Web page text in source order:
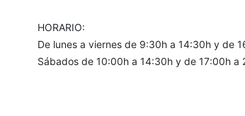
HORARIO:
De lunes a viernes de 9:30h a 14:30h y de
Sábados de 10:00h a 14:30h y de 17:00h a